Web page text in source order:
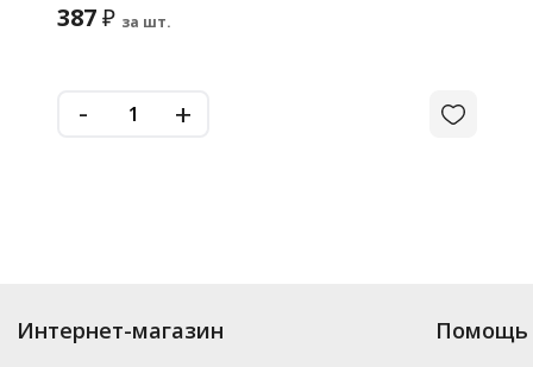
387₽ за шт.
- +
Интернет-магазин Помощь